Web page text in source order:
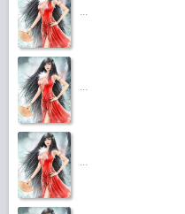
...
...
...